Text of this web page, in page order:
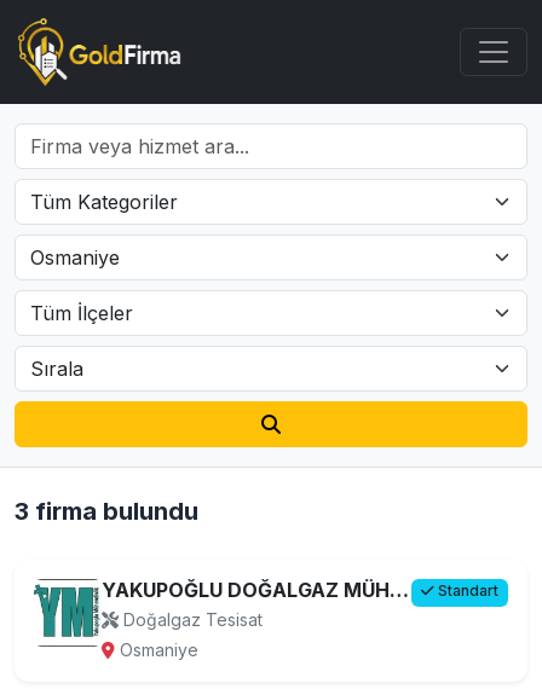
3 firma bulundu
YAKUPOĞLU DOĞALGAZ MÜHENDİSLİK Standart
Doğalgaz Tesisat
Osmaniye